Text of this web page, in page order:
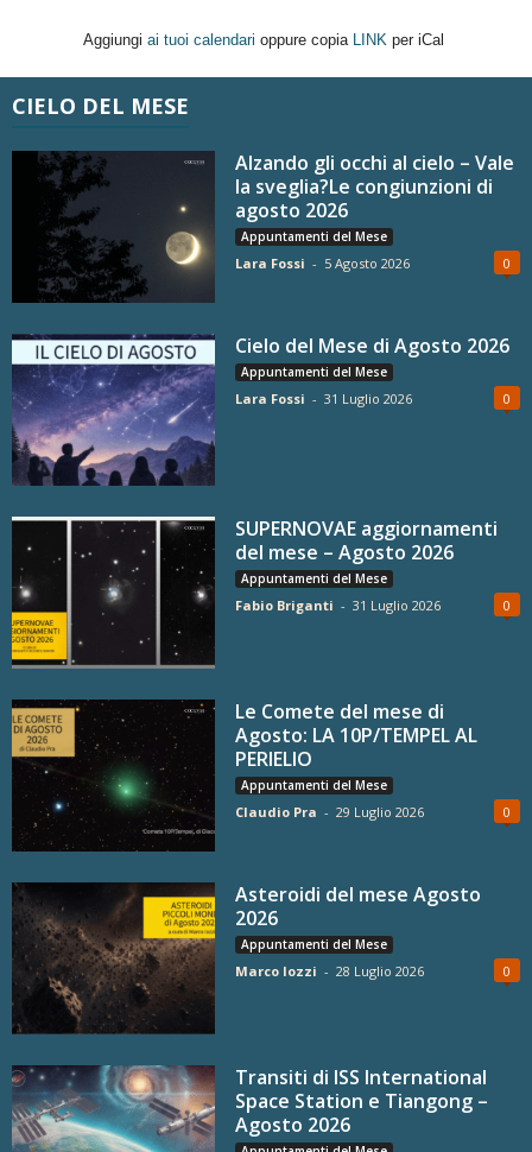
Aggiungi ai tuoi calendari oppure copia LINK per iCal
CIELO DEL MESE
Alzando gli occhi al cielo – Vale
la sveglia?Le congiunzioni di
agosto 2026
Appuntamenti del Mese
Lara Fossi - 5 Agosto 2026 0
Cielo del Mese di Agosto 2026
Appuntamenti del Mese
Lara Fossi - 31 Luglio 2026 0
SUPERNOVAE aggiornamenti
del mese – Agosto 2026
Appuntamenti del Mese
Fabio Briganti - 31 Luglio 2026 0
Le Comete del mese di
Agosto: LA 10P/TEMPEL AL
PERIELIO
Appuntamenti del Mese
Claudio Pra - 29 Luglio 2026 0
Asteroidi del mese Agosto
2026
Appuntamenti del Mese
Marco Iozzi - 28 Luglio 2026 0
Transiti di ISS International
Space Station e Tiangong –
Agosto 2026